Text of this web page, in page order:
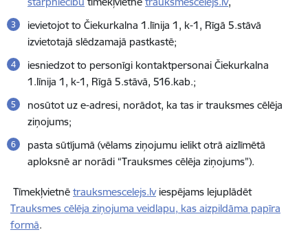
ievietojot to Čiekurkalna 1.līnija 1, k-1, Rīgā 5.stāvā
izvietotajā slēdzamajā pastkastē;
iesniedzot to personīgi kontaktpersonai Čiekurkalna
1.līnija 1, k-1, Rīgā 5.stāvā, 516.kab.;
nosūtot uz e-adresi, norādot, ka tas ir trauksmes cēlēja
ziņojums;
pasta sūtījumā (vēlams ziņojumu ielikt otrā aizlīmētā
aploksnē ar norādi “Trauksmes cēlēja ziņojums”).
Tīmekļvietnē trauksmescelejs.lv iespējams lejuplādēt
Trauksmes cēlēja ziņojuma veidlapu, kas aizpildāma papīra
formā.